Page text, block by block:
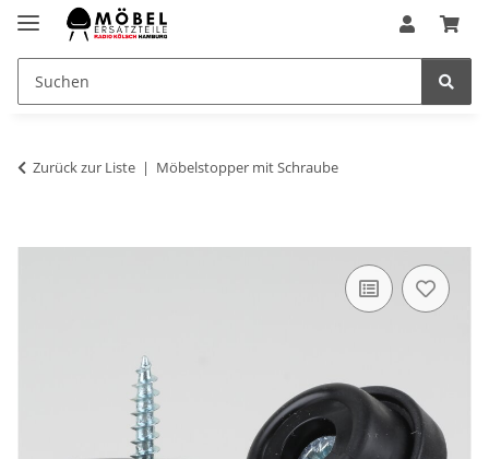
Zurück zur Liste Möbelstopper mit Schraube